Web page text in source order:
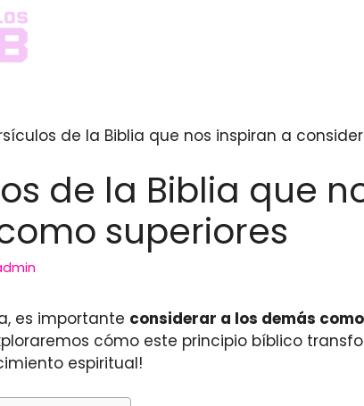
de la Biblia que nos inspiran a
de la Biblia que
superiores
es importante considerar a los demás
cómo este principio bíblico
espiritual!